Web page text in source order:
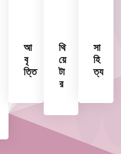
আ
বৃ
ত্তি
থি
য়ে
টা
র
সা
হি
ত্য